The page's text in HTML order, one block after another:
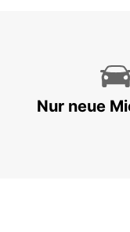
Nur neue